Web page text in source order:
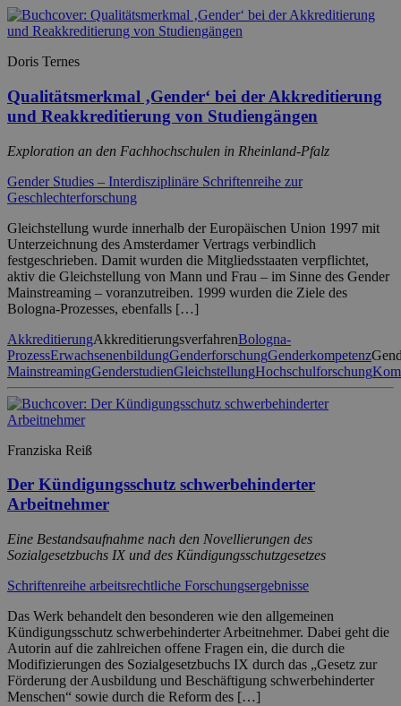
Doris Ternes
Qualitätsmerkmal ‚Gender‘ bei der Akkreditierung
und Reakkreditierung von Studiengängen
Exploration an den Fachhochschulen in Rheinland-Pfalz
Gender Studies – Interdisziplinäre Schriftenreihe zur
Geschlechterforschung
Gleichstellung wurde innerhalb der Europäischen Union 1997 mit
Unterzeichnung des Amsterdamer Vertrags verbindlich
festgeschrieben. Damit wurden die Mitgliedsstaaten verpflichtet,
aktiv die Gleichstellung von Mann und Frau – im Sinne des Gender
Mainstreaming – voranzutreiben. 1999 wurden die Ziele des
Bologna-Prozesses, ebenfalls […]
AkkreditierungAkkreditierungsverfahrenBologna-
ProzessErwachsenenbildungGenderforschungGenderkompetenz
MainstreamingGenderstudienGleichstellungHochschulforschung
Franziska Reiß
Der Kündigungsschutz schwerbehinderter
Arbeitnehmer
Eine Bestandsaufnahme nach den Novellierungen des
Sozialgesetzbuchs IX und des Kündigungsschutzgesetzes
Schriftenreihe arbeitsrechtliche Forschungsergebnisse
Das Werk behandelt den besonderen wie den allgemeinen
Kündigungsschutz schwerbehinderter Arbeitnehmer. Dabei geht die
Autorin auf die zahlreichen offene Fragen ein, die durch die
Modifizierungen des Sozialgesetzbuchs IX durch das „Gesetz zur
Förderung der Ausbildung und Beschäftigung schwerbehinderter
Menschen“ sowie durch die Reform des […]